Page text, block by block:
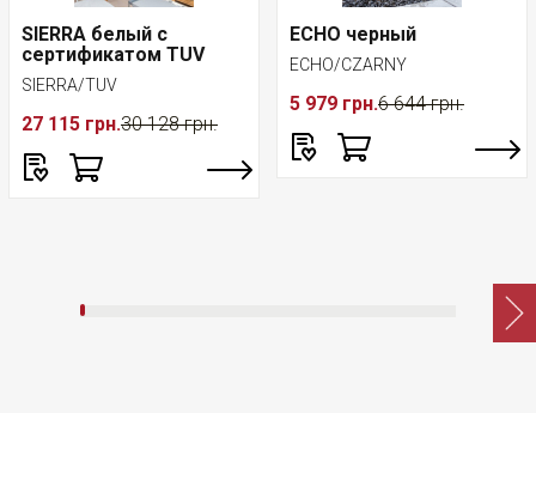
SIERRA белый с
сертификатом TUV
SIERRA/TUV
27 115 грн.30 128 грн.
ECHO черный
ECHO/CZARNY
5 979 грн.6 644 грн.